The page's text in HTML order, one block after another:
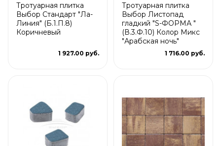
Тротуарная плитка
Выбор Стандарт "Ла-
Линия" (Б.1.П.8)
Коричневый
1 927.00 руб.
Тротуарная плитка
Выбор Листопад
гладкий "S-ФОРМА "
(В.3.Ф.10) Колор Микс
"Арабская ночь"
1 716.00 руб.